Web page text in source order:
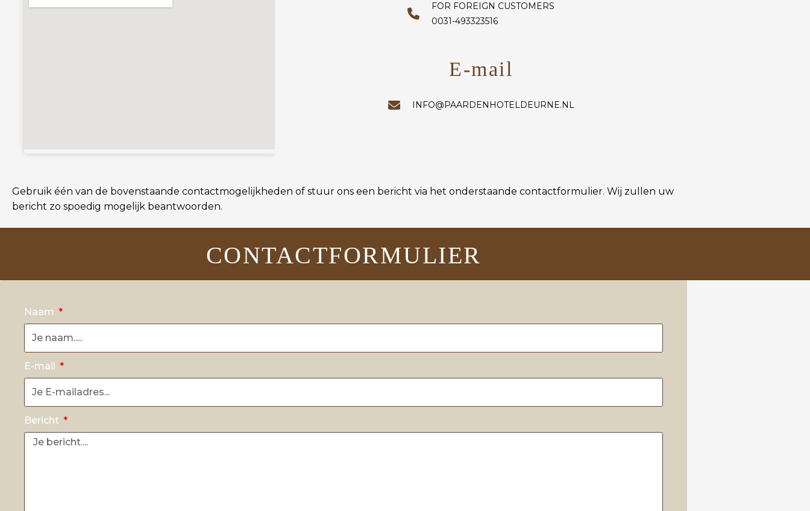
FOR FOREIGN CUSTOMERS
0031-493323516
E-mail
INFO@PAARDENHOTELDEURNE.NL
Gebruik één van de bovenstaande contactmogelijkheden of stuur ons een bericht via het onderstaande contactformulier. Wij zullen uw
bericht zo spoedig mogelijk beantwoorden.
CONTACTFORMULIER
Naam
E-mail
Bericht